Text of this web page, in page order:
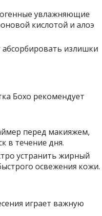
увлажняющие
кислотой и алоэ
излишки
Бохо рекомендует
перед макияжем,
в течение дня.
устранить жирный
освежения кожи.
играет важную